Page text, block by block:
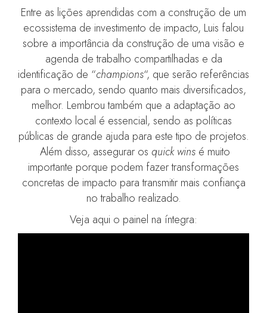
Entre as lições aprendidas com a construção de um
ecossistema de investimento de impacto, Luis falou
sobre a importância da construção de uma visão e
agenda de trabalho compartilhadas e da
identificação de “champions“, que serão referências
para o mercado, sendo quanto mais diversificados,
melhor. Lembrou também que a adaptação ao
contexto local é essencial, sendo as políticas
públicas de grande ajuda para este tipo de projetos.
Além disso, assegurar os quick wins é muito
importante porque podem fazer transformações
concretas de impacto para transmitir mais confiança
no trabalho realizado.
Veja aqui o painel na íntegra: